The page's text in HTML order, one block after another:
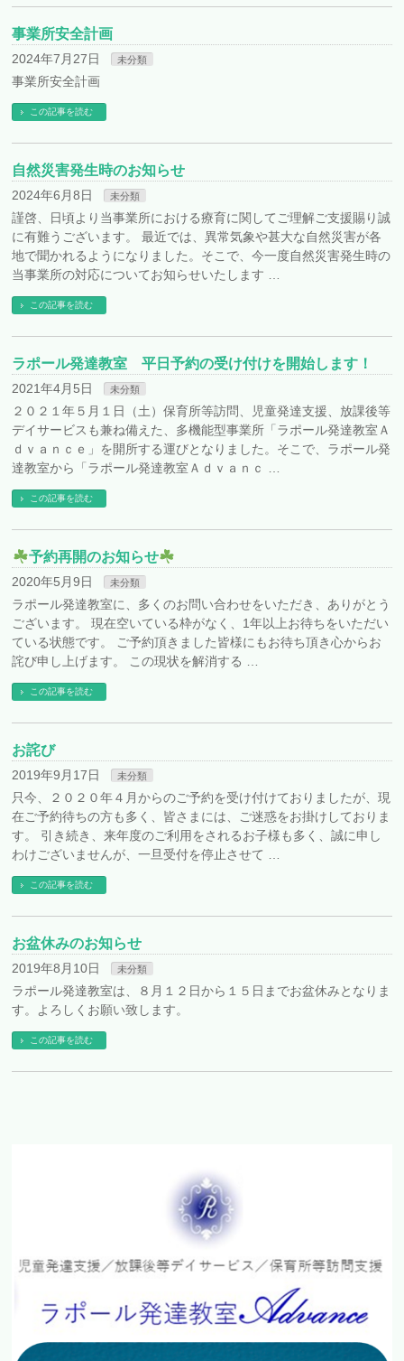
事業所安全計画
2024年7月27日 未分類
事業所安全計画
この記事を読む
自然災害発生時のお知らせ
2024年6月8日 未分類
謹啓、日頃より当事業所における療育に関してご理解ご支援賜り誠
に有難うございます。 最近では、異常気象や甚大な自然災害が各
地で聞かれるようになりました。そこで、今一度自然災害発生時の
当事業所の対応についてお知らせいたします …
この記事を読む
ラポール発達教室 平日予約の受け付けを開始します！
2021年4月5日 未分類
２０２１年５月１日（土）保育所等訪問、児童発達支援、放課後等
デイサービスも兼ね備えた、多機能型事業所「ラポール発達教室Ａ
ｄｖａｎｃｅ」を開所する運びとなりました。そこで、ラポール発
達教室から「ラポール発達教室Ａｄｖａｎｃ …
この記事を読む
予約再開のお知らせ
2020年5月9日 未分類
ラポール発達教室に、多くのお問い合わせをいただき、ありがとう
ございます。 現在空いている枠がなく、1年以上お待ちをいただい
ている状態です。 ご予約頂きました皆様にもお待ち頂き心からお
詫び申し上げます。 この現状を解消する …
この記事を読む
お詫び
2019年9月17日 未分類
只今、２０２０年４月からのご予約を受け付けておりましたが、現
在ご予約待ちの方も多く、皆さまには、ご迷惑をお掛けしておりま
す。 引き続き、来年度のご利用をされるお子様も多く、誠に申し
わけございませんが、一旦受付を停止させて …
この記事を読む
お盆休みのお知らせ
2019年8月10日 未分類
ラポール発達教室は、８月１２日から１５日までお盆休みとなりま
す。よろしくお願い致します。
この記事を読む